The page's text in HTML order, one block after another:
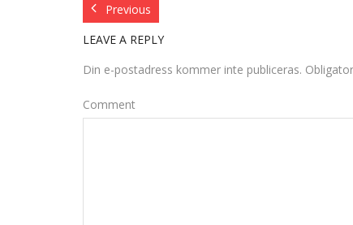
Previous
LEAVE A REPLY
Din e-postadress kommer inte publiceras.
Comment